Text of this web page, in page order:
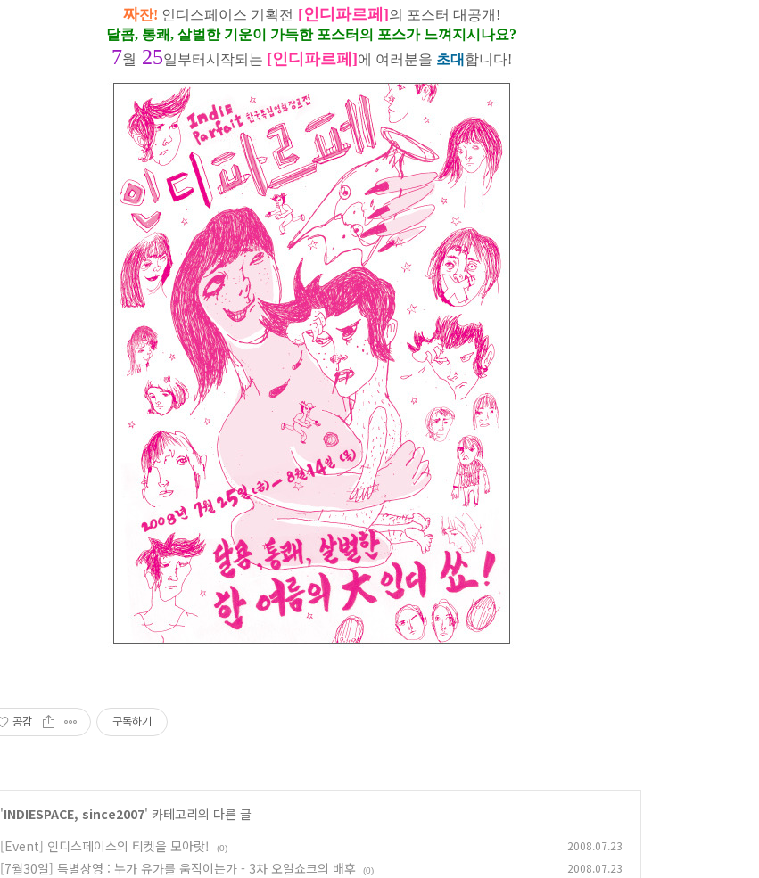
짜잔! 인디스페이스 기획전 [인디파르페]의 포스터 대공개!
달콤, 통쾌, 살벌한 기운이 가득한 포스터의 포스가 느껴지시나요?
7월 25일부터시작되는 [인디파르페]에 여러분을 초대 합니다!
공감 구독하기
'INDIESPACE, since2007' 카테고리의 다른 글
[Event] 인디스페이스의 티켓을 모아랏!
(0) 2008.07.23
[7월30일] 특별상영 : 누가 유가를 움직이는가 - 3차 오일쇼크의 배후 (0) 2008.07.23